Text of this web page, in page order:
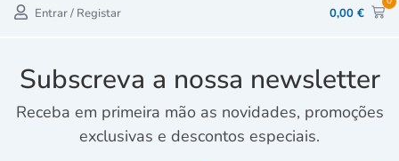
Entrar / Registar 0,00 €
Subscreva a nossa newsletter
Receba em primeira mão as novidades, promoções
exclusivas e descontos especiais.